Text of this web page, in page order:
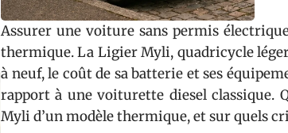
Assurer une voiture sans permis
thermique. La Ligier Myli, quadricycle
à neuf, le coût de sa batterie et ses
rapport à une voiturette diesel classique.
Myli d’un modèle thermique, et sur quels